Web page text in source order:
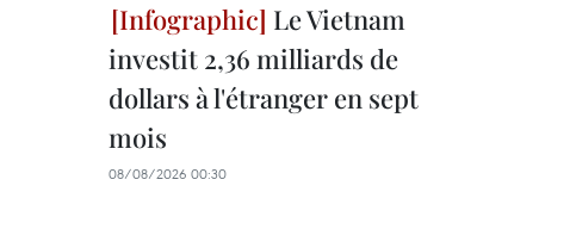
Le Vietnam
investit 2,36 milliards de
dollars à l'étranger en sept
mois
08/08/2026 00:30